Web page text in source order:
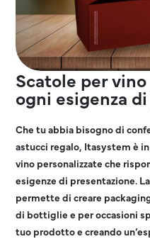
Scatole per
ogni esigenza
Che tu abbia bisogno di
astucci regalo, Itasystem è
vino personalizzate che
esigenze di presentazione.
permette di creare
di bottiglie e per occasioni
tuo prodotto e creando